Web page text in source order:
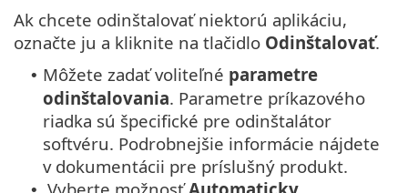
Ak chcete odinštalovať niektorú aplikáciu,
označte ju a kliknite na tlačidlo Odinštalovať.
• Môžete zadať voliteľné parametre
odinštalovania. Parametre príkazového
riadka sú špecifické pre odinštalátor
softvéru. Podrobnejšie informácie nájdete
v dokumentácii pre príslušný produkt.